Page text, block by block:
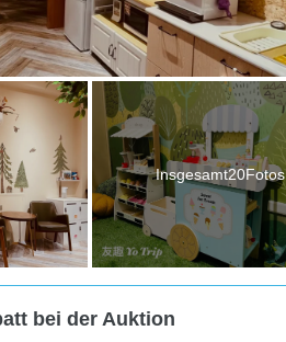
Insgesamt20Fotos
bei der Auktion